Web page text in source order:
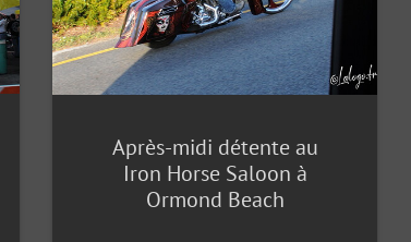
Après-midi détente au
Iron Horse Saloon à
Ormond Beach